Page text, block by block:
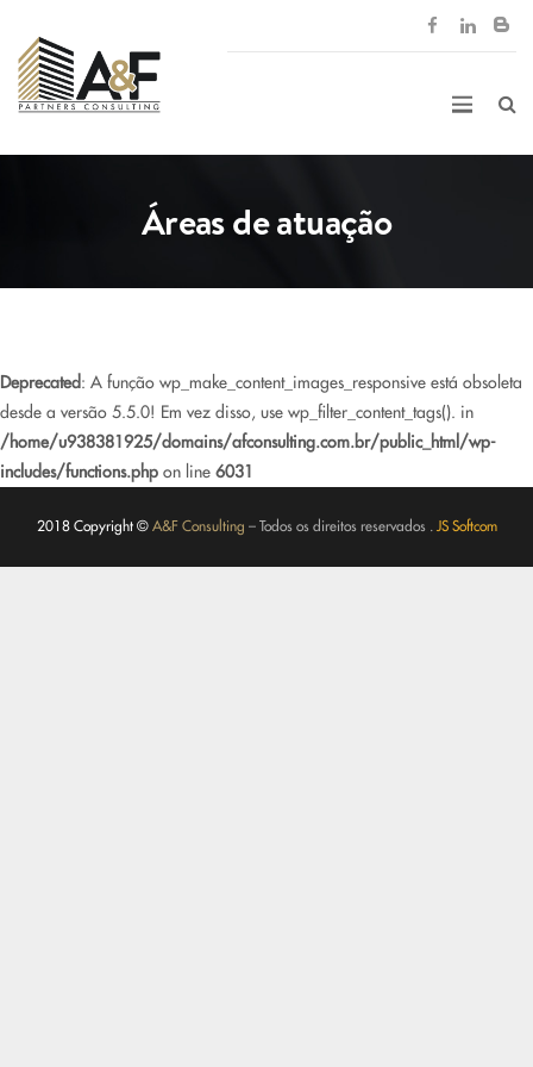
Áreas de atuação
Deprecated : A função wp_make_content_images_responsive está obsoleta
desde a versão 5.5.0! Em vez disso, use wp_filter_content_tags(). in
/home/u938381925/domains/afconsulting.com.br/public_html/wp-
includes/functions.php on line 6031
2018 Copyright © A&F Consulting – Todos os direitos reservados . JS Softcom